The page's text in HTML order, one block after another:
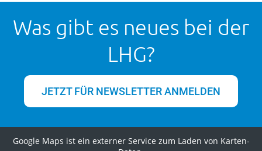
Was gibt es neues bei der
LHG?
JETZT FÜR NEWSLETTER ANMELDEN
Google Maps ist ein externer Service zum Laden von Karten-